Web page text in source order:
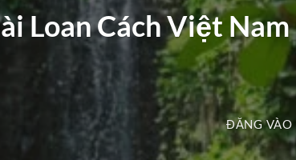
Loan Cách Việt
ĐĂNG VÀO